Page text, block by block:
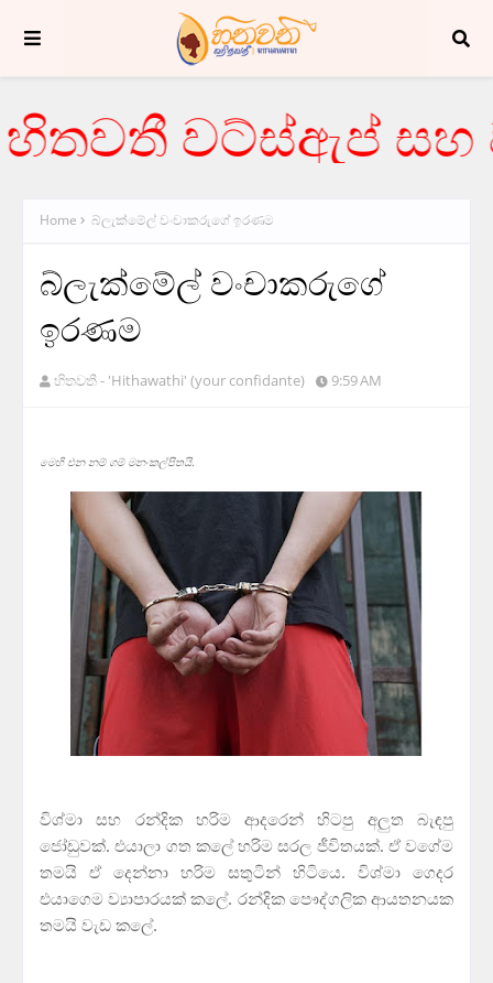
වට්ස්ඇප් සහ
Home බ්ලැක්මේල් වංචාකරුගේ ඉරණම
බ්ලැක්මේල් වංචාකරුගේ
ඉරණම
හිතවතී - 'Hithawathi' (your confidante) 9:59 AM
මෙහි එන නම් ගම් මනංකල්පිතයි.
විශ්මා සහ රන්දික හරිම ආදරෙන් හිටපු අලුත බැඳපු
ජෝඩුවක්. එයාලා ගත කලේ හරිම සරල ජීවිතයක්. ඒ වගේම
තමයි ඒ දෙන්නා හරිම සතුටින් හිටියෙ. විශ්මා ගෙදර
එයාගෙම ව්‍යාපාරයක් කලේ. රන්දික පෞද්ගලික ආයතනයක
තමයි වැඩ කලේ.